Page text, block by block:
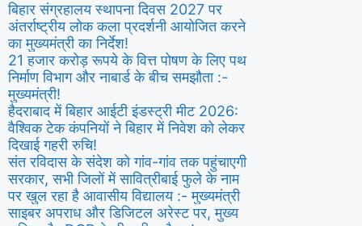
बिहार संग्रहालय स्थापना दिवस 2027 पर
अंतर्राष्ट्रीय लोक कला प्रदर्शनी आयोजित करने
का मुख्यमंत्री का निर्देश!
21 हजार करोड़ रूपये के वित्त पोषण के लिए पथ
निर्माण विभाग और नाबार्ड के बीच समझौता :-
मुख्यमंत्री!
हैदराबाद में बिहार आईटी इंडस्ट्री मीट 2026:
वैश्विक टेक कंपनियों ने बिहार में निवेश को लेकर
दिखाई गहरी रुचि!
संत रविदास के संदेश को गांव-गांव तक पहुंचाएगी
सरकार, सभी जिलों में सावित्रीबाई फुले के नाम
पर खुल रहा है आवासीय विद्यालय :- मुख्यमंत्री
साइबर अपराध और डिजिटल अरेस्ट पर, मुख्य